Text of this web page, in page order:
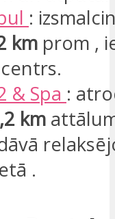
:
km prom ,
& Spa :
km
.